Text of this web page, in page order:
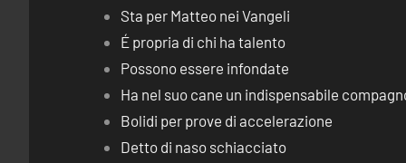
Sta per Matteo nei Vangeli
É propria di chi ha talento
Possono essere infondate
Ha nel suo cane un indispensabile
Bolidi per prove di accelerazione
Detto di naso schiacciato